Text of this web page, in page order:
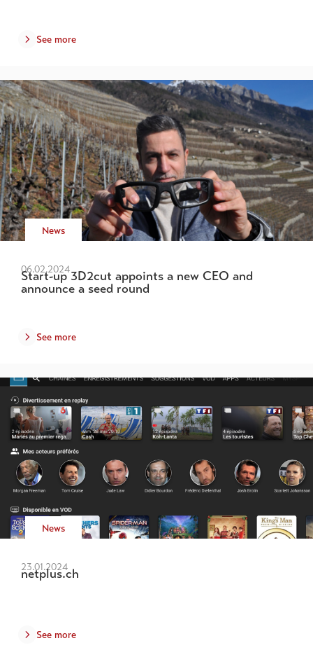
See more
News
06.02.2024
Start-up 3D2cut appoints a new CEO and
announce a seed round
See more
News
23.01.2024
netplus.ch
See more